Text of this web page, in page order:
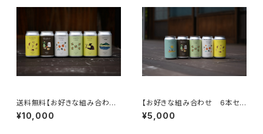
送料無料【お好きな組み合わ
せ 12本セット】
¥10,000
【お好きな組み合わせ 6本セッ
ト】
¥5,000